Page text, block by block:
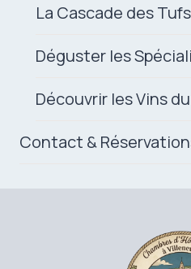
La Cascade des Tufs
Déguster les
Découvrir les Vins
Contact &